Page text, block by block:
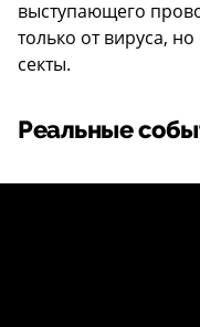
выступающего
только от вируса,
секты.
Реальные